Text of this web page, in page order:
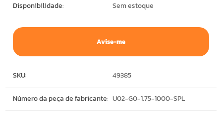
Disponibilidade: Sem estoque
Avise-me
SKU: 49385
Número da peça de fabricante: U02-G0-1.75-1000-SPL